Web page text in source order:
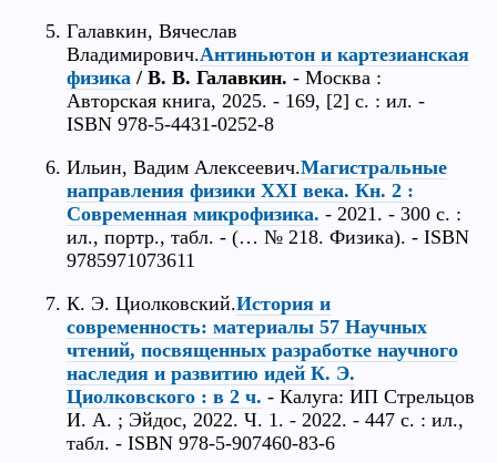
Галавкин, Вячеслав
Владимирович.Антиньютон и картезианская
физика / В. В. Галавкин. - Москва :
Авторская книга, 2025. - 169, [2] с. : ил. -
ISBN 978-5-4431-0252-8
Ильин, Вадим Алексеевич.Магистральные
направления физики XXI века. Кн. 2 :
Современная микрофизика. - 2021. - 300 с. :
ил., портр., табл. - (… № 218. Физика). - ISBN
9785971073611
К. Э. Циолковский.История и
современность: материалы 57 Научных
чтений, посвященных разработке научного
наследия и развитию идей К. Э.
Циолковского : в 2 ч. - Калуга: ИП Стрельцов
И. А. ; Эйдос, 2022. Ч. 1. - 2022. - 447 с. : ил.,
табл. - ISBN 978-5-907460-83-6